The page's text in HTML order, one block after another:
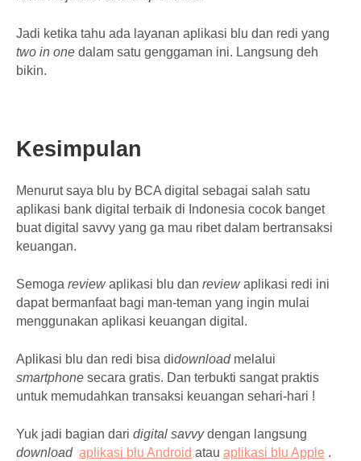
Jadi ketika tahu ada layanan aplikasi blu dan redi yang
two in one dalam satu genggaman ini. Langsung deh
bikin.
Kesimpulan
Menurut saya blu by BCA digital sebagai salah satu
aplikasi bank digital terbaik di Indonesia cocok banget
buat digital savvy yang ga mau ribet dalam bertransaksi
keuangan.
Semoga reviewaplikasi blu dan reviewaplikasi redi ini
dapat bermanfaat bagi man-teman yang ingin mulai
menggunakan aplikasi keuangan digital.
Aplikasi blu dan redi bisa didownload melalui
smartphone secara gratis. Dan terbukti sangat praktis
untuk memudahkan transaksi keuangan sehari-hari !
Yuk jadi bagian dari digital savvydengan langsung
download aplikasi blu Android atau aplikasi blu Apple .